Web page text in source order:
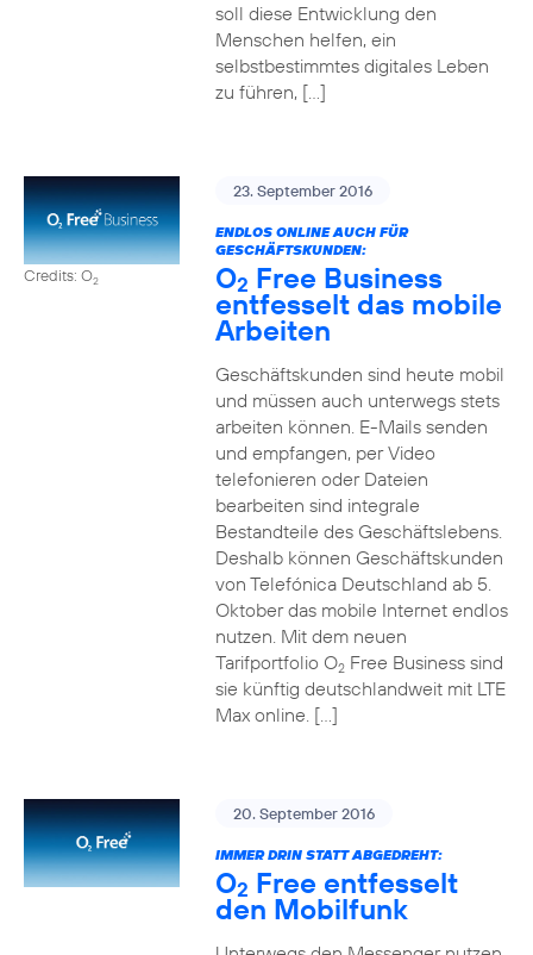
soll diese Entwicklung den
Menschen helfen, ein
selbstbestimmtes digitales Leben
zu führen, […]
Credits: O2
23. September 2016
ENDLOS ONLINE AUCH FÜR
GESCHÄFTSKUNDEN:
O2 Free Business
entfesselt das mobile
Arbeiten
Geschäftskunden sind heute mobil
und müssen auch unterwegs stets
arbeiten können. E-Mails senden
und empfangen, per Video
telefonieren oder Dateien
bearbeiten sind integrale
Bestandteile des Geschäftslebens.
Deshalb können Geschäftskunden
von Telefónica Deutschland ab 5.
Oktober das mobile Internet endlos
nutzen. Mit dem neuen
Tarifportfolio O2Free Business sind
sie künftig deutschlandweit mit LTE
Max online. […]
20. September 2016
IMMER DRIN STATT ABGEDREHT:
O2 Free entfesselt
den Mobilfunk